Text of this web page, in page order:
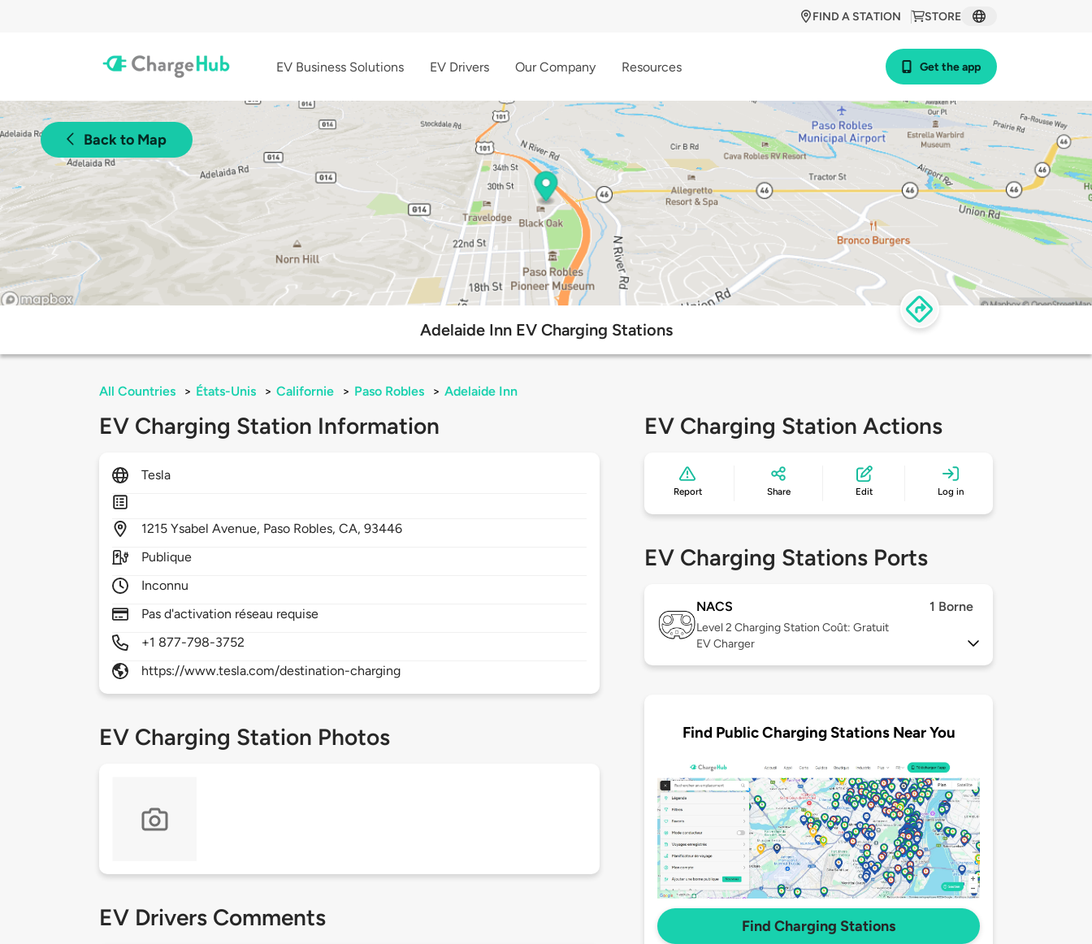
STORE
FIND A STATION
EV Business Solutions EV Drivers Our Company Resources Get the app
Back to Map
Adelaide Inn EV Charging Stations
All Countries > États-Unis > Californie > Paso Robles > Adelaide Inn
EV Charging Station Information
Tesla
1215Ysabel Avenue, Paso Robles,CA,93446
Publique
Inconnu
Pas d'activation réseau requise
+1 877-798-3752
https://www.tesla.com/destination-charging
EV Charging Station Photos
EV Drivers Comments
EV Charging Station Actions
Report Share Edit Log in
EV Charging Stations Ports
NACS 1 Borne
Level 2 Charging Station Coût: Gratuit
EV Charger
Find Public Charging Stations Near You
Find Charging Stations